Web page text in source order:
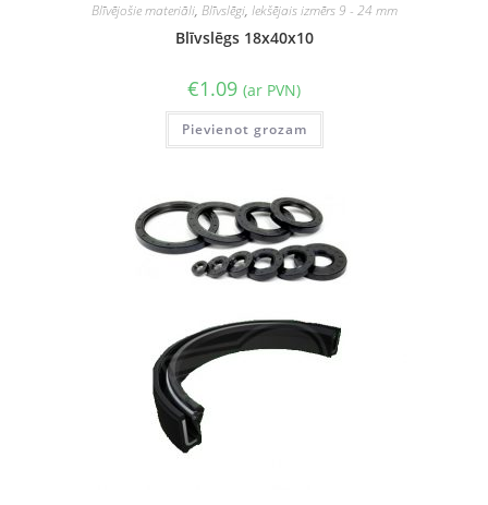
Blīvējošie materiāli, Blīvslēgi, Iekšējais izmērs 9 - 24 mm
Blīvslēgs 18x40x10
€1.09 (ar PVN)
Pievienot grozam